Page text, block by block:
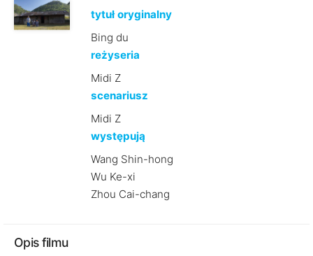
tytuł oryginalny
Bing du
reżyseria
Midi Z
scenariusz
Midi Z
występują
Wang Shin-hong
Wu Ke-xi
Zhou Cai-chang
Opis filmu